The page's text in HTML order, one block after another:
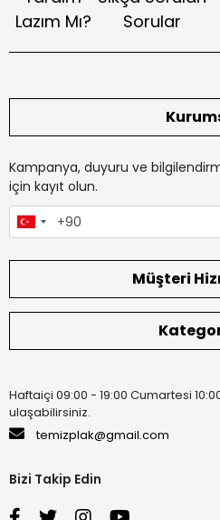
Lazım Mı?
Sorular
Kampanya, duyuru ve
için kayıt olun.
Müşteri
Haftaiçi 09:00 - 19:00 Cumartesi
ulaşabilirsiniz.
temizplak@gmail.com
Bizi Takip Edin